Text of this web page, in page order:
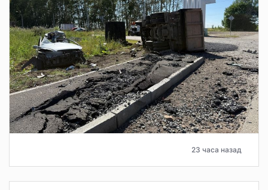
23 часа назад